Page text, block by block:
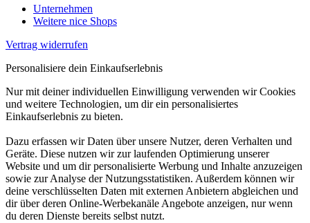
Unternehmen
Weitere nice Shops
Vertrag widerrufen
Personalisiere dein Einkaufserlebnis
Nur mit deiner individuellen Einwilligung verwenden wir Cookies
und weitere Technologien, um dir ein personalisiertes
Einkaufserlebnis zu bieten.
Dazu erfassen wir Daten über unsere Nutzer, deren Verhalten und
Geräte. Diese nutzen wir zur laufenden Optimierung unserer
Website und um dir personalisierte Werbung und Inhalte anzuzeigen
sowie zur Analyse der Nutzungsstatistiken. Außerdem können wir
deine verschlüsselten Daten mit externen Anbietern abgleichen und
dir über deren Online-Werbekanäle Angebote anzeigen, nur wenn
du deren Dienste bereits selbst nutzt.